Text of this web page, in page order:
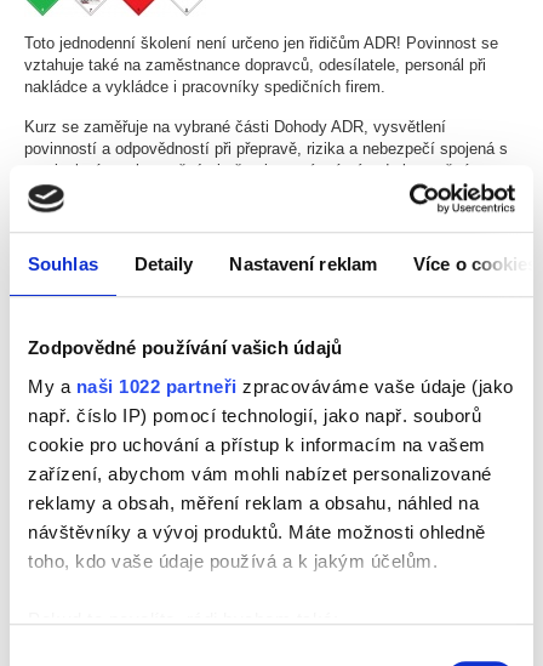
Souhlas Detaily Nastavení reklam Více o cookies
Zodpovědné používání vašich údajů
My a naši 1022 partneři zpracováváme vaše údaje (jako
např. číslo IP) pomocí technologií, jako např. souborů
cookie pro uchování a přístup k informacím na vašem
zařízení, abychom vám mohli nabízet personalizované
reklamy a obsah, měření reklam a obsahu, náhled na
návštěvníky a vývoj produktů. Máte možnosti ohledně
toho, kdo vaše údaje používá a k jakým účelům.
Pokud to povolíte, rádi bychom také:
Toto jednodenní školení není určeno jen řidičům ADR! Povinnost se
vztahuje také na zaměstnance dopravců, odesílatele, personál při
nakládce a vykládce i pracovníky spedičních firem.
Kurz se zaměřuje na vybrané části Dohody ADR, vysvětlení
povinností a odpovědností při přepravě, rizika a nebezpečí spojená s
manipulací s nebezpečnými věcmi a správné zásady bezpečné
nakládky a vykládky.
PRO KOHO JE KURZ URČEN?
nebezpečným zbožím do kontaktu.
kteří zboží balí, nakládají na vozidla, vykládají do skladu,
manipulují s ním, plní plynové lahve, nebo jen administrativně
odesílají. V každém z těchto případů musí pracovník znát své
povinnosti podle zákona a Dohody ADR.
Nabízíme vám poradenskou službu. Co pro vás uděláme?
Nejdříve společně zjistíme, kdo z vašich zaměstnanců přichází do